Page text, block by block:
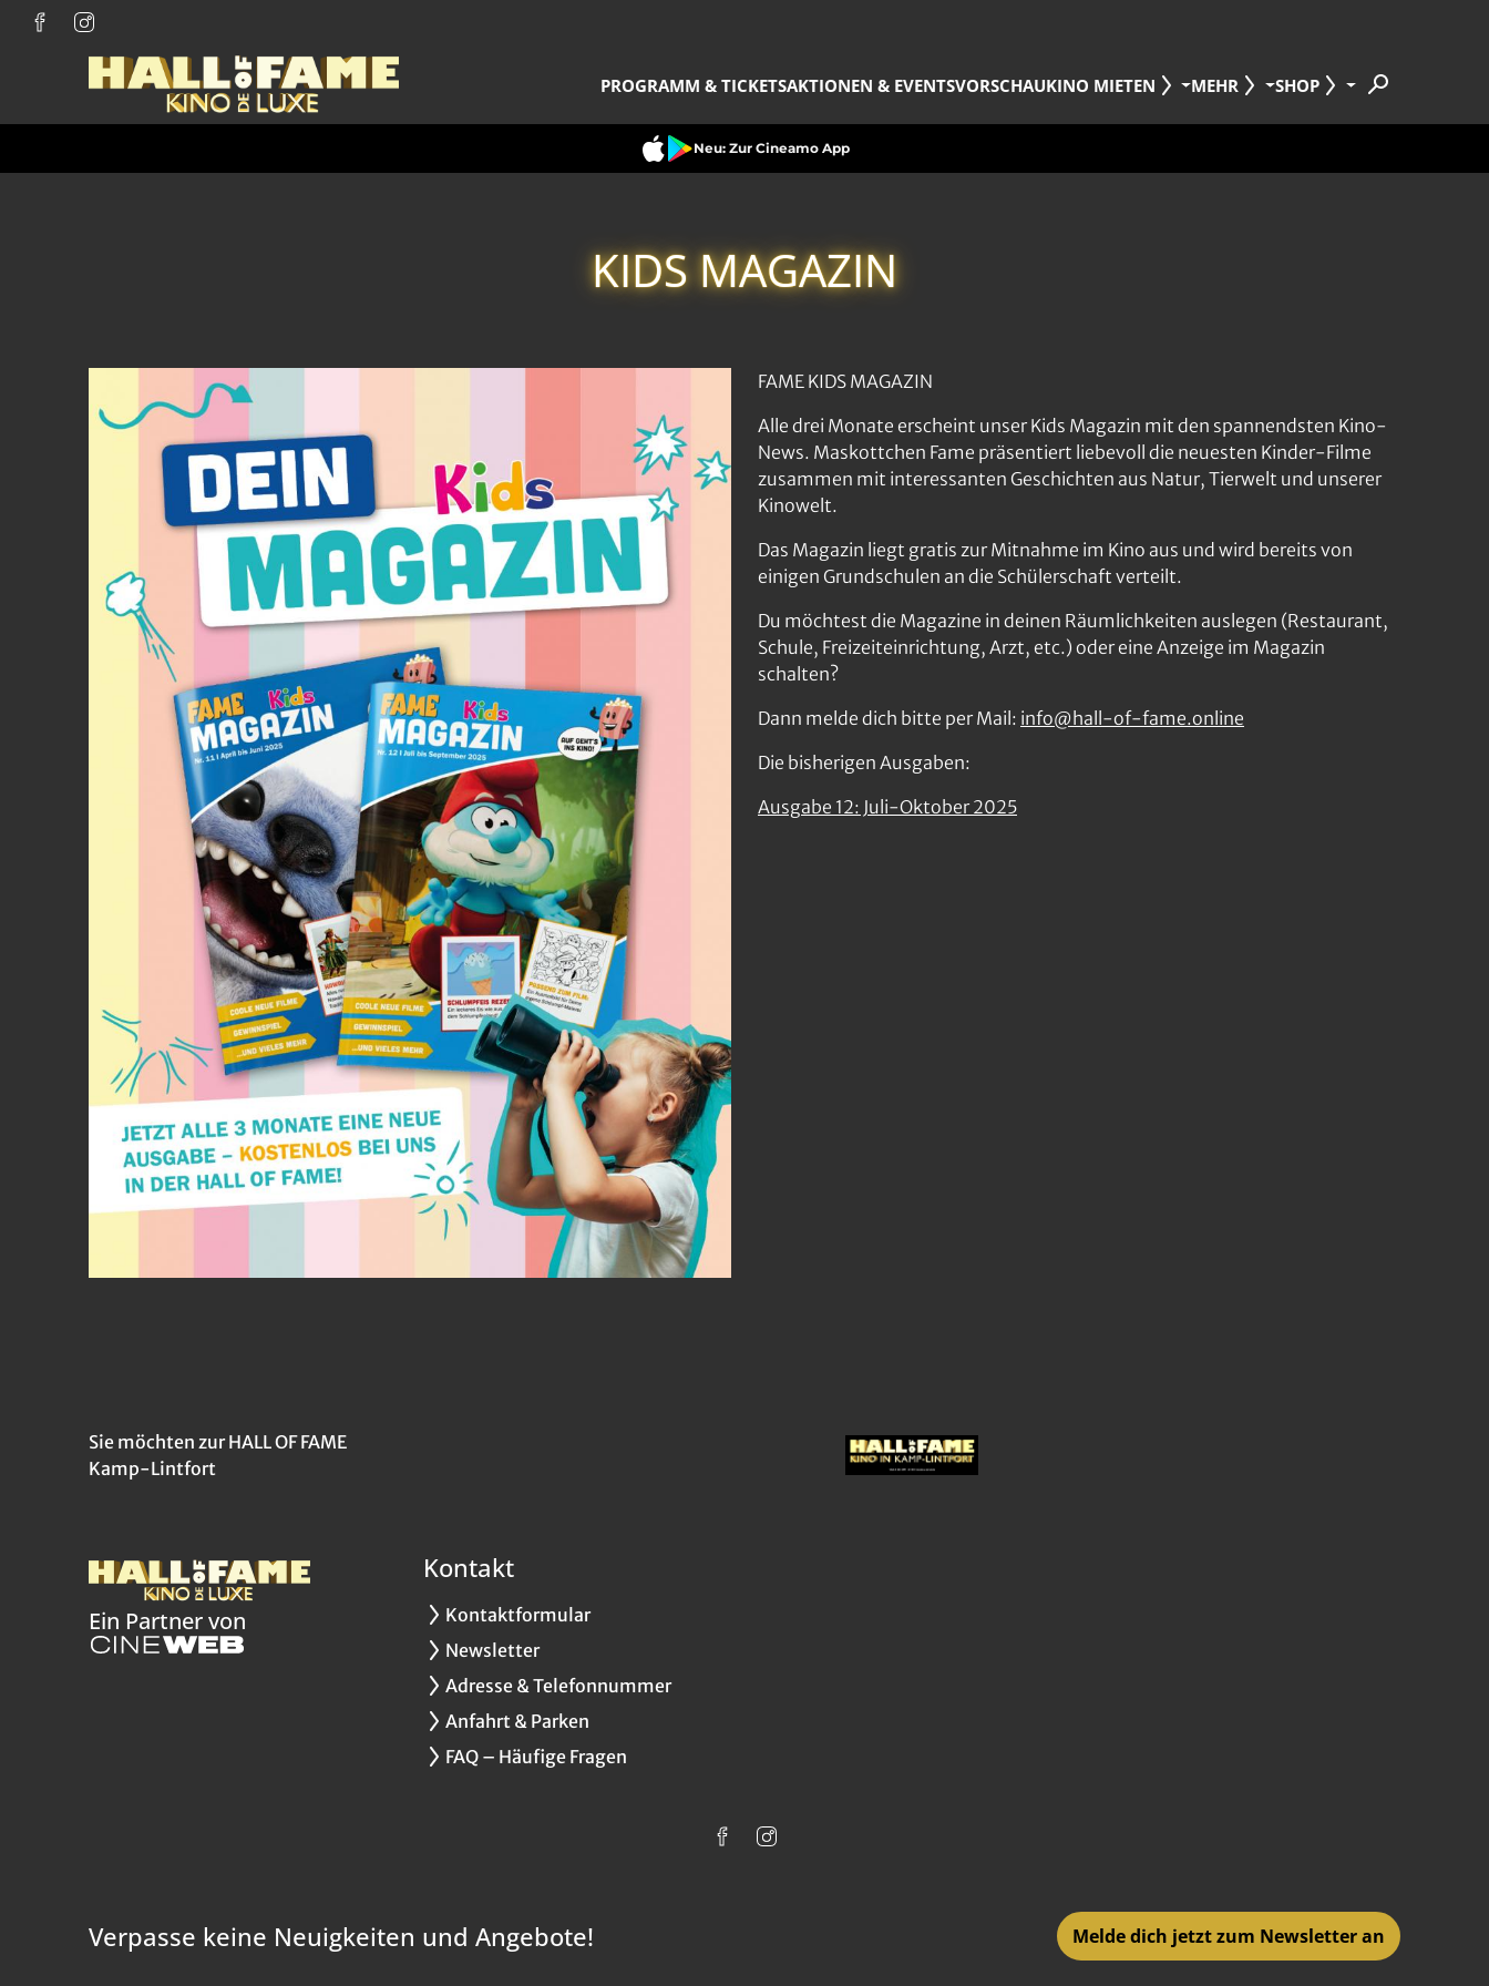
PROGRAMM & TICKETSAKTIONEN & EVENTSVORSCHAUKINO MIETEN MEHR SHOP
Neu: Zur Cineamo App
KIDS MAGAZIN
FAME KIDS MAGAZIN
Alle drei Monate erscheint unser Kids Magazin mit den spannendsten Kino-
News. Maskottchen Fame präsentiert liebevoll die neuesten Kinder-Filme
zusammen mit interessanten Geschichten aus Natur, Tierwelt und unserer
Kinowelt.
Das Magazin liegt gratis zur Mitnahme im Kino aus und wird bereits von
einigen Grundschulen an die Schülerschaft verteilt.
Du möchtest die Magazine in deinen Räumlichkeiten auslegen (Restaurant,
Schule, Freizeiteinrichtung, Arzt, etc.) oder eine Anzeige im Magazin
schalten?
Dann melde dich bitte per Mail: info@hall-of-fame.online
Die bisherigen Ausgaben:
Ausgabe 12: Juli-Oktober 2025
Sie möchten zur HALL OF FAME
Kamp-Lintfort
Ein Partner von
Kontakt
Kontaktformular
Newsletter
Adresse & Telefonnummer
Anfahrt & Parken
FAQ – Häufige Fragen
Verpasse keine Neuigkeiten und Angebote! Melde dich jetzt zum Newsletter an